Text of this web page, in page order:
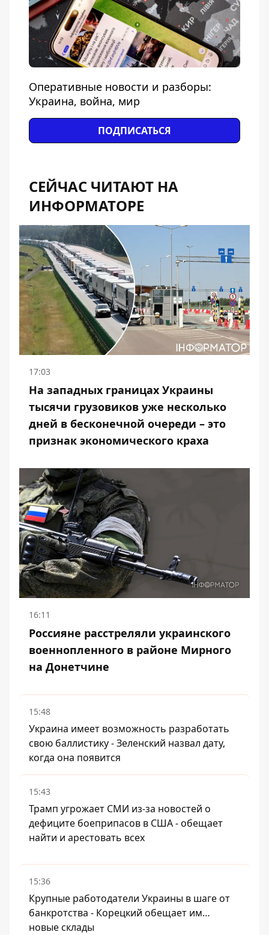
Оперативные новости и разборы:
Украина, война, мир
ПОДПИСАТЬСЯ
СЕЙЧАС ЧИТАЮТ НА
ИНФОРМАТОРЕ
17:03
На западных границах Украины
тысячи грузовиков уже несколько
дней в бесконечной очереди – это
признак экономического краха
16:11
Россияне расстреляли украинского
военнопленного в районе Мирного
на Донетчине
15:48
Украина имеет возможность разработать
свою баллистику - Зеленский назвал дату,
когда она появится
15:43
Трамп угрожает СМИ из-за новостей о
дефиците боеприпасов в США - обещает
найти и арестовать всех
15:36
Крупные работодатели Украины в шаге от
банкротства - Корецкий обещает им…
новые склады